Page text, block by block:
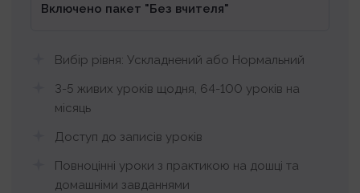
Включено пакет "Без вчителя"
Вибір рівня: Ускладнений або Нормальний
3-5 живих уроків щодня, 64-100 уроків на
місяць
Доступ до записів уроків
Повноцінні уроки з практикою на дошці та
домашніми завданнями